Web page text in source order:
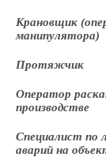
Крановщик
манипулятора)
Протяжчик
Оператор
производстве
Специалист по
аварий на